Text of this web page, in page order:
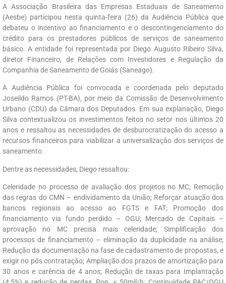
A Associação Brasileira das Empresas Estaduais de Saneamento
(Aesbe) participou nesta quinta-feira (26) da Audiência Pública que
debateu o incentivo ao financiamento e o descontingenciamento do
crédito para os prestadores públicos de serviços de saneamento
básico. A entidade foi representada por Diego Augusto Ribeiro Silva,
diretor Financeiro, de Relações com Investidores e Regulação da
Companhia de Saneamento de Goiás (Saneago).
A Audiência Pública foi convocada e coordenada pelo deputado
Joseildo Ramos (PT-BA), por meio da Comissão de Desenvolvimento
Urbano (CDU) da Câmara dos Deputados. Em sua explanação, Diego
Silva contextualizou os investimentos feitos no setor nos últimos 20
anos e ressaltou as necessidades de desburocratização do acesso a
recursos financeiros para viabilizar a universalização dos serviços de
saneamento.
Dentre as necessidades, Diego ressaltou:
Celeridade no processo de avaliação dos projetos no MC; Remoção
das regras do CMN – endividamento da União; Reforçar atuação dos
bancos regionais ao acesso ao FGTS e FAT; Promoção dos
financiamento via fundo perdido – OGU; Mercado de Capitais –
aprovação no MC precisa mais celeridade; Simplificação dos
processos de financiamento – eliminação da duplicidade na análise;
Redução da documentação na fase de cadastramento de propostas, e
exigir no pós contratação; Ampliação dos prazos de amortização para
30 anos e carência de 4 anos; Redução de taxas para Implantação